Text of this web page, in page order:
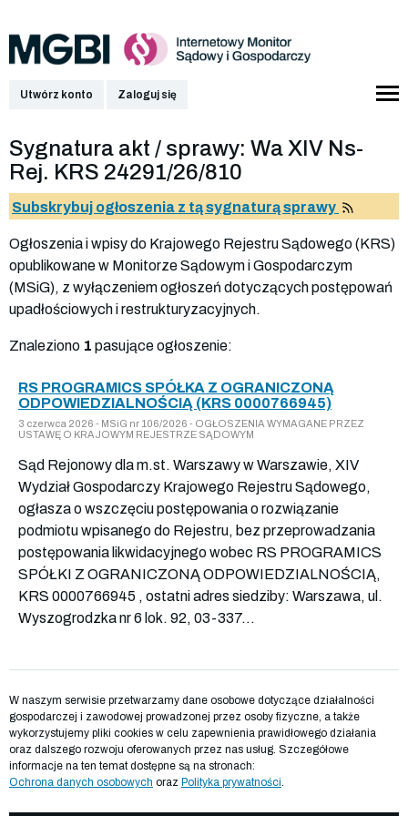
Utwórz konto Zaloguj się
Sygnatura akt / sprawy: Wa XIV Ns-
Rej. KRS 24291/26/810
Subskrybuj ogłoszenia z tą sygnaturą sprawy
Ogłoszenia i wpisy do Krajowego Rejestru Sądowego (KRS)
opublikowane w Monitorze Sądowym i Gospodarczym
(MSiG), z wyłączeniem ogłoszeń dotyczących postępowań
upadłościowych i restrukturyzacyjnych.
Znaleziono 1 pasujące ogłoszenie:
RS PROGRAMICS SPÓŁKA Z OGRANICZONĄ
ODPOWIEDZIALNOŚCIĄ (KRS 0000766945)
3 czerwca 2026 - MSiG nr 106/2026 - OGŁOSZENIA WYMAGANE PRZEZ
USTAWĘ O KRAJOWYM REJESTRZE SĄDOWYM
Sąd Rejonowy dla m.st. Warszawy w Warszawie, XIV
Wydział Gospodarczy Krajowego Rejestru Sądowego,
ogłasza o wszczęciu postępowania o rozwiązanie
podmiotu wpisanego do Rejestru, bez przeprowadzania
postępowania likwidacyjnego wobec RS PROGRAMICS
SPÓŁKI Z OGRANICZONĄ ODPOWIEDZIALNOŚCIĄ,
KRS 0000766945 , ostatni adres siedziby: Warszawa, ul.
Wyszogrodzka nr 6 lok. 92, 03-337...
W naszym serwisie przetwarzamy dane osobowe dotyczące działalności
gospodarczej i zawodowej prowadzonej przez osoby fizyczne, a także
wykorzystujemy pliki cookies w celu zapewnienia prawidłowego działania
oraz dalszego rozwoju oferowanych przez nas usług. Szczegółowe
informacje na ten temat dostępne są na stronach:
Ochrona danych osobowych oraz Polityka prywatności.